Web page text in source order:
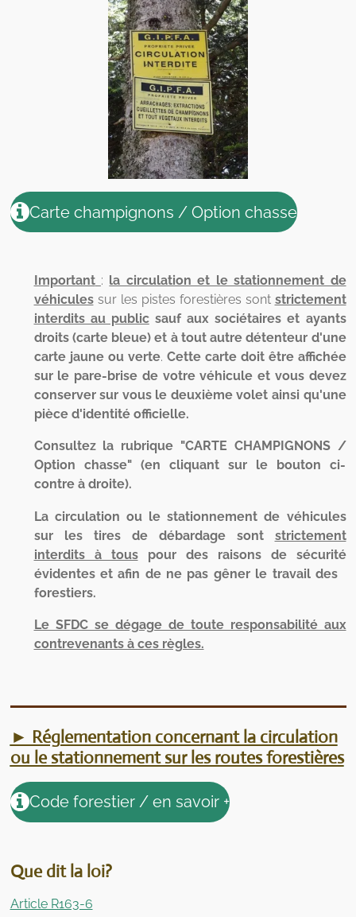
Carte champignons / Option chasse
Important : la circulation et le stationnement de
véhiculessur les pistes forestières sont strictement
interdits au public sauf aux sociétaires et ayants
droits (carte bleue) et à tout autre détenteur d'une
carte jaune ou verte. Cette carte doit être affichée
sur le pare-brise de votre véhicule et vous devez
conserver sur vous le deuxième volet ainsi qu'une
pièce d'identité officielle.
Consultez la rubrique "CARTE CHAMPIGNONS /
Option chasse" (en cliquant sur le bouton ci-
contre à droite).
La circulation ou le stationnement de véhicules
sur les tires de débardage sont strictement
interdits à touspour des raisons de sécurité
évidentes et afin de ne pas gêner le travail des
forestiers.
Le SFDC se dégage de toute responsabilité aux
contrevenants à ces règles.
► Réglementation concernant la circulation
ou le stationnement sur les routes forestières
Code forestier / en savoir +
Que dit la loi?
Article R163-6